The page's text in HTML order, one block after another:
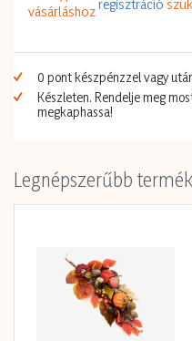
vásárláshozregisztráció
0 pont készpénzzel vagy
Készleten. Rendelje meg
megkaphassa!
Legnépszerűbb